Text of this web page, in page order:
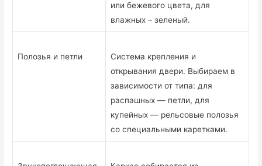
или бежевого цвета, для
влажных – зеленый.
Полозья и петли
Система крепления и
открывания двери. Выбираем в
зависимости от типа: для
распашных — петли, для
купейных — рельсовые полозья
со специальными каретками.